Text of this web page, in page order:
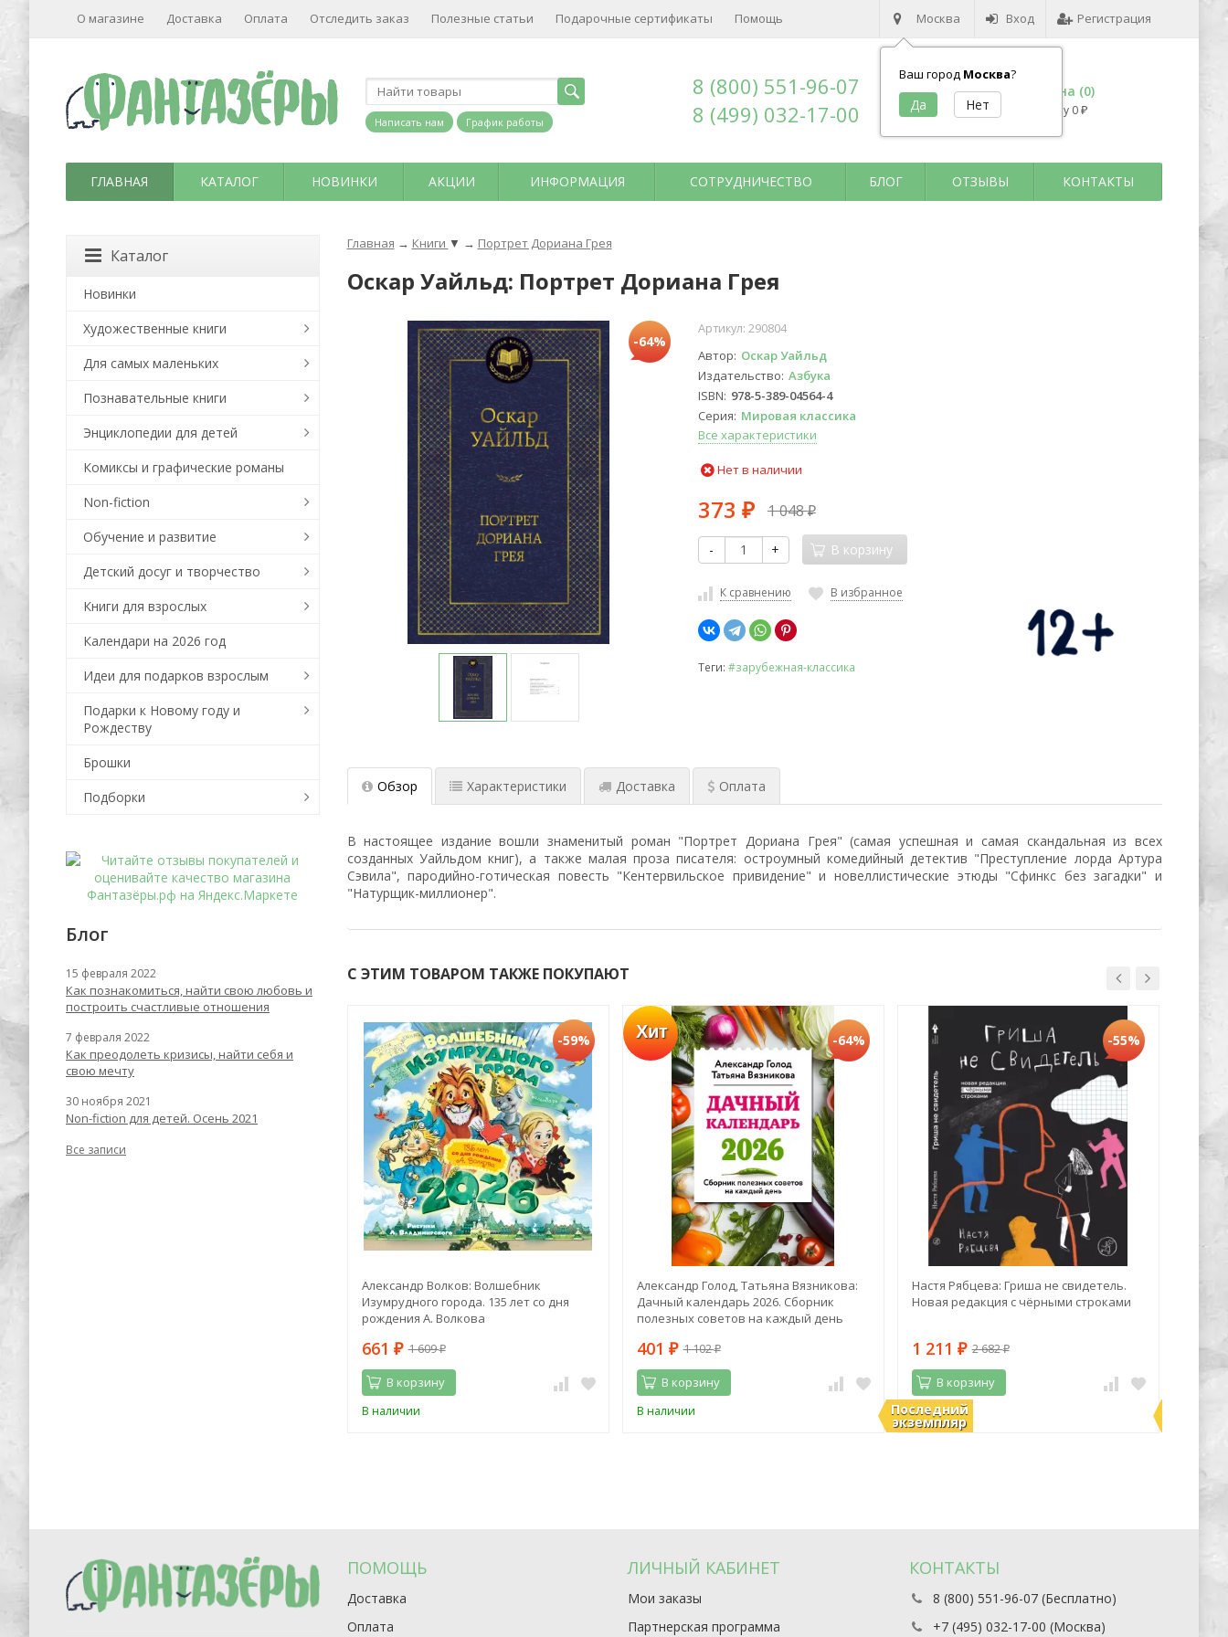
Москва
Ваш город Москва?
Вход Регистрация
О магазине Доставка Оплата Отследить заказ Полезные статьи Подарочные сертификаты Помощь
Написать нам График работы
8 (800) 551-96-07
8 (499) 032-17-00
Корзина (0)
на сумму 0 ₽
ГЛАВНАЯ КАТАЛОГ НОВИНКИ АКЦИИ ИНФОРМАЦИЯ СОТРУДНИЧЕСТВО БЛОГ ОТЗЫВЫ КОНТАКТЫ
Главная → Книги ▼ → Портрет Дориана Грея
Оскар Уайльд: Портрет Дориана Грея
-64%
Артикул: 290804
Автор Оскар Уайльд
Издательство Азбука
ISBN 978-5-389-04564-4
Серия Мировая классика
Все характеристики
Нет в наличии
373 ₽ 1 048₽
- + В корзину
К сравнению В избранное
Теги: #зарубежная-классика
Обзор Характеристики Доставка Оплата
В настоящее издание вошли знаменитый роман "Портрет Дориана Грея" (самая успешная и самая скандальная из всех
созданных Уайльдом книг), а также малая проза писателя: остроумный комедийный детектив "Преступление лорда Артура
Сэвила", пародийно-готическая повесть "Кентервильское привидение" и новеллистические этюды "Сфинкс без загадки" и
"Натурщик-миллионер".
С ЭТИМ ТОВАРОМ ТАКЖЕ ПОКУПАЮТ
-55% Хит -59%
Александр Волков: Волшебник
Изумрудного города. 135 лет со дня
рождения А. Волкова
661 ₽ 1 609₽
В корзину
В наличии
Хит -64%
Александр Голод, Татьяна Вязникова:
Дачный календарь 2026. Сборник
полезных советов на каждый день
401 ₽ 1 102₽
В корзину
В наличии Последний
экземпляр
-55%
Настя Рябцева: Гриша не свидетель.
Новая редакция с чёрными строками
1 211 ₽ 2 682₽
В корзину
В наличии
296
Каталог
Новинки
Художественные книги
Для самых маленьких
Познавательные книги
Энциклопедии для детей
Комиксы и графические романы
Non-fiction
Обучение и развитие
Детский досуг и творчество
Книги для взрослых
Календари на 2026 год
Идеи для подарков взрослым
Подарки к Новому году и
Рождеству
Брошки
Подборки
Блог
15 февраля 2022
Как познакомиться, найти свою любовь и
построить счастливые отношения
7 февраля 2022
Как преодолеть кризисы, найти себя и
свою мечту
30 ноября 2021
Non-fiction для детей. Осень 2021
Все записи
ПОМОЩЬ
Доставка
Оплата
ЛИЧНЫЙ КАБИНЕТ
Мои заказы
Партнерская программа
КОНТАКТЫ
8 (800) 551-96-07 (Бесплатно)
+7 (495) 032-17-00 (Москва)